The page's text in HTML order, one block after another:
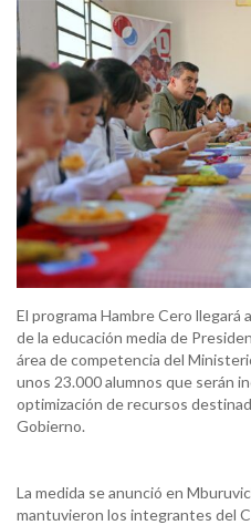
El programa Hambre Cero
de la educación media de
área de competencia del
unos 23.000 alumnos que serán
optimización de recursos
Gobierno.
La medida se anunció en
mantuvieron los integrantes del